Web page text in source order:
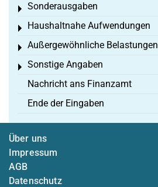
Sonderausgaben
Toggle menu
Haushaltnahe Aufwendungen
Toggle menu
Außergewöhnliche Belastungen
Toggle menu
Sonstige Angaben
Toggle menu
Nachricht ans Finanzamt
Ende der Eingaben
Über uns
Impressum
AGB
Datenschutz